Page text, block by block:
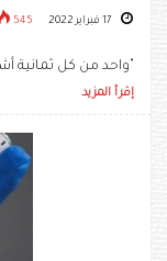
545
"واحد من كل ثمانية
إقرأ المزيد